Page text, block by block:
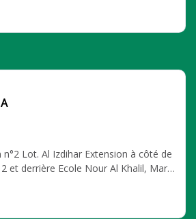
Lot. Al Izdihar Extension à côté de
et derrière Ecole Nour Al Khalil, Marr